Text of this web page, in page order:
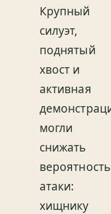
Крупный
силуэт,
поднятый
хвост и
активная
могли
снижать
вероятность
атаки:
хищнику